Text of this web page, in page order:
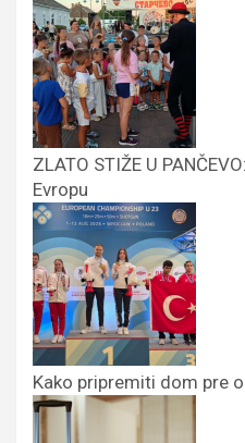
ZLATO STIŽE U
Evropu
Kako pripremiti dom pre